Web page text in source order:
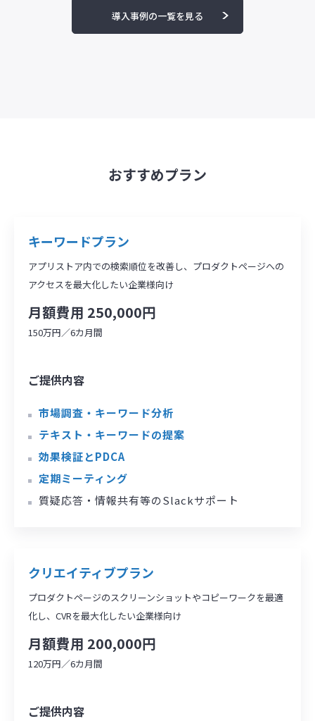
導入事例の一覧を見る
おすすめプラン
キーワードプラン
アプリストア内での検索順位を改善し、プロダクトページへの
アクセスを最大化したい企業様向け
月額費用 250,000円
150万円／6カ月間
ご提供内容
市場調査・キーワード分析
テキスト・キーワードの提案
効果検証とPDCA
定期ミーティング
質疑応答・情報共有等のSlackサポート
クリエイティブプラン
プロダクトページのスクリーンショットやコピーワークを最適
化し、CVRを最大化したい企業様向け
月額費用 200,000円
120万円／6カ月間
ご提供内容